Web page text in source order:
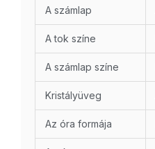
A számlap
A tok színe
A számlap színe
Kristályüveg
Az óra formája